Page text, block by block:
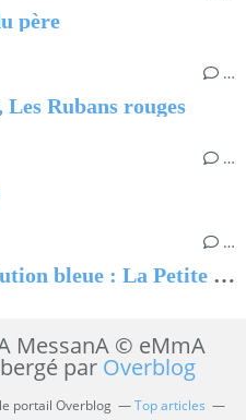
père
…
Rubans rouges
…
…
Jean-Pierre Goux, Révolution bleue : La Petite Princesse
MessanA © eMmA
par Overblog
portail Overblog
Top articles